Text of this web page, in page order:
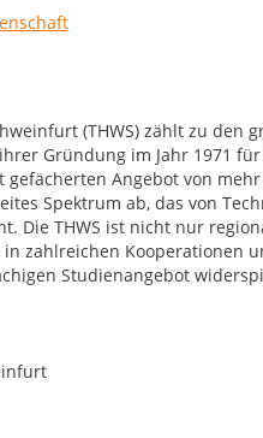
(THWS) zählt zu den
Gründung im Jahr 1971
Angebot von
Spektrum ab, das von
Die THWS ist nicht nur
zahlreichen Kooperationen
Studienangebot